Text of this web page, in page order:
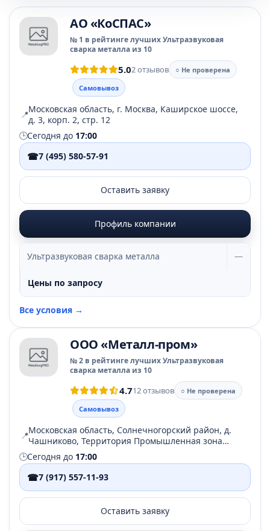
АО «КоСПАС»
№ 1 в рейтинге лучших Ультразвуковая
сварка металла из 10
5.02 отзывов
○ Не проверена
Самовывоз
📍Московская область, г. Москва, Каширское шоссе,
д. 3, корп. 2, стр. 12
🕒Сегодня до 17:00
☎7 (495) 580-57-91
Оставить заявку
Профиль компании
Ультразвуковая сварка металла —
Цены по запросу
Все условия →
ООО «Металл-пром»
№ 2 в рейтинге лучших Ультразвуковая
сварка металла из 10
4.712 отзывов
○ Не проверена
Самовывоз
📍Московская область, Солнечногорский район, д.
Чашниково, Территория Промышленная зона
Чашниково, стр. 1
🕒Сегодня до 17:00
☎7 (917) 557-11-93
Оставить заявку